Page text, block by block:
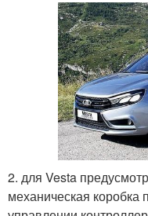
2. для Vesta
механическая